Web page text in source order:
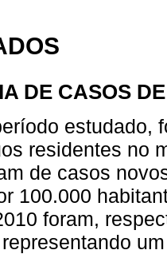
DE CASOS
estudado,
residentes no
de casos
100.000
foram,